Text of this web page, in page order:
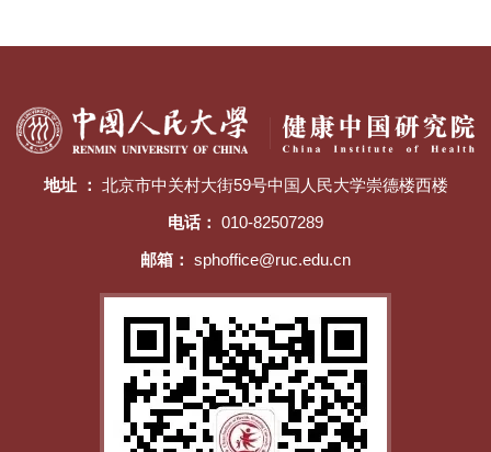
地址 ： 北京市中关村大街59号中国人民大学崇德楼西楼
电话： 010-82507289
邮箱： sphoffice@ruc.edu.cn